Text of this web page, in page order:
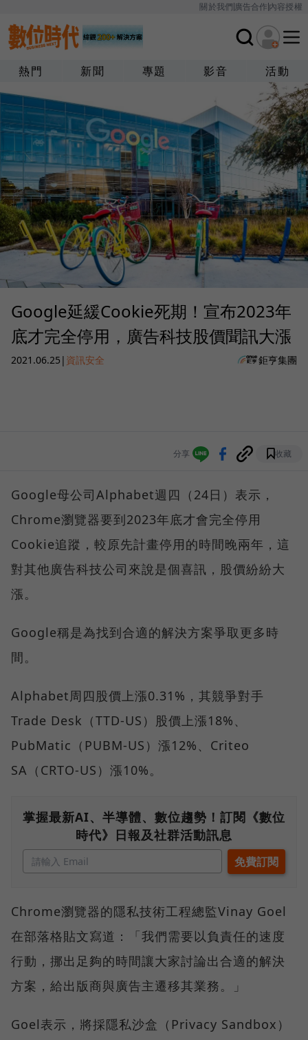
關於我們廣告合作內容授權
熱門 新聞 專題 影音 活動
Google延緩Cookie死期！宣布2023年
底才完全停用，廣告科技股價聞訊大漲
2021.06.25 | 資訊安全 鉅亨集團
分享 收藏
Google母公司Alphabet週四（24日）表示，
Chrome瀏覽器要到2023年底才會完全停用
Cookie追蹤，較原先計畫停用的時間晚兩年，這
對其他廣告科技公司來說是個喜訊，股價紛紛大
漲。
Google稱是為找到合適的解決方案爭取更多時
間。
Alphabet周四股價上漲0.31%，其競爭對手
Trade Desk（TTD-US）股價上漲18%、
PubMatic（PUBM-US）漲12%、Criteo
SA（CRTO-US）漲10%。
掌握最新AI、半導體、數位趨勢！訂閱《數位
時代》日報及社群活動訊息
Chrome瀏覽器的隱私技術工程總監Vinay Goel
在部落格貼文寫道：「我們需要以負責任的速度
行動，挪出足夠的時間讓大家討論出合適的解決
方案，給出版商與廣告主遷移其業務。」
Goel表示，將採隱私沙盒（Privacy Sandbox）